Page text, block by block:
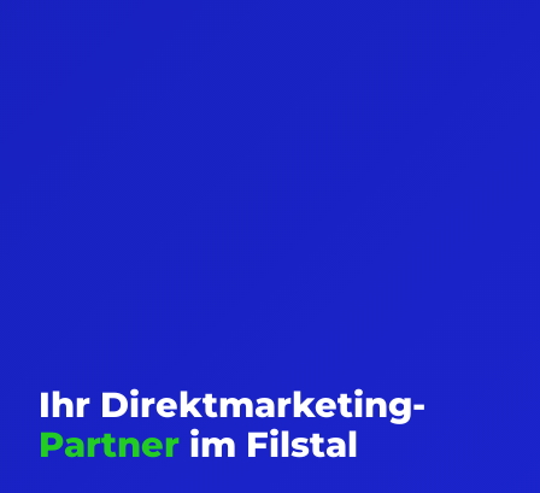
Ihr Direktmarketing-
Partner im Filstal